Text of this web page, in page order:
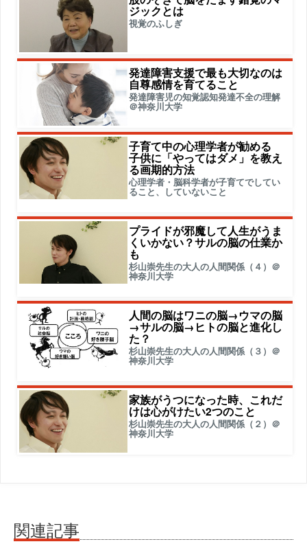
ジックとは
視覚のふしぎ
発達障害支援で最も大切なのは
自尊感情を育てること
発達障害児の知覚認知発達不全の理解
＠神奈川大学
子育て中の心理学者が勧める
子供に「やってはダメ」を教え
る画期的方法
心理学者・脳科学者が子育てでしてい
ること、していないこと
プライドが邪魔して人生がうま
くいかない？サルの脳の仕業か
も
杉山崇先生の大人の人間関係（４）＠
神奈川大学
人間の脳はワニの脳→ウマの脳
→サルの脳→ヒトの脳と進化し
た？
杉山崇先生の大人の人間関係（３）＠
神奈川大学
家族がうつになった時、これだ
けは心がけたい2つのこと
杉山崇先生の大人の人間関係（２）＠
神奈川大学
関連記事